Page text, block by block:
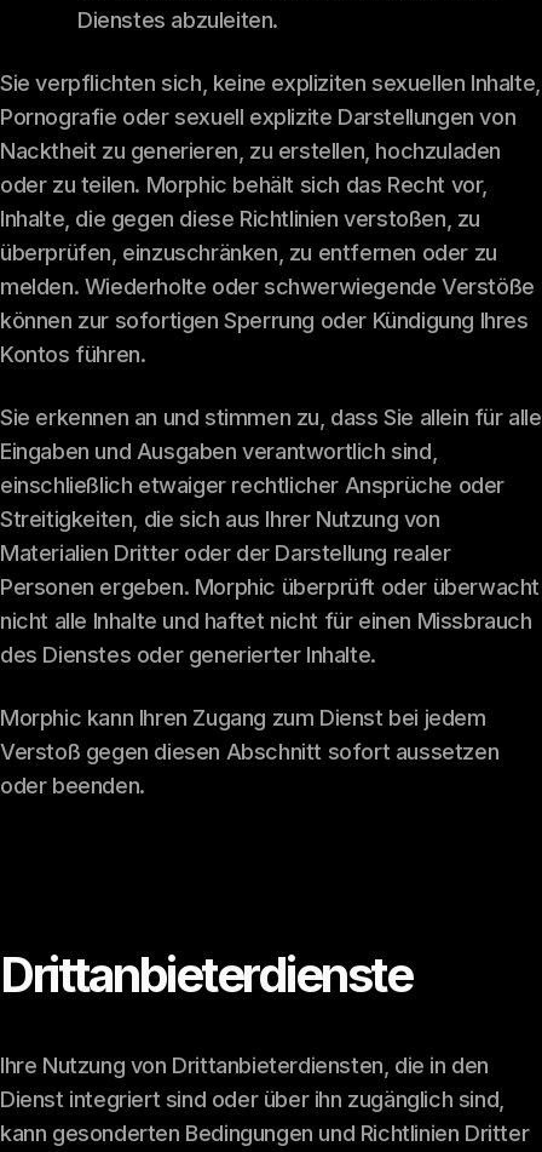
Dienstes abzuleiten.
Sie verpflichten sich, keine expliziten sexuellen Inhalte,
Pornografie oder sexuell explizite Darstellungen von
Nacktheit zu generieren, zu erstellen, hochzuladen
oder zu teilen. Morphic behält sich das Recht vor,
Inhalte, die gegen diese Richtlinien verstoßen, zu
überprüfen, einzuschränken, zu entfernen oder zu
melden. Wiederholte oder schwerwiegende Verstöße
können zur sofortigen Sperrung oder Kündigung Ihres
Kontos führen.
Sie erkennen an und stimmen zu, dass Sie allein für alle
Eingaben und Ausgaben verantwortlich sind,
einschließlich etwaiger rechtlicher Ansprüche oder
Streitigkeiten, die sich aus Ihrer Nutzung von
Materialien Dritter oder der Darstellung realer
Personen ergeben. Morphic überprüft oder überwacht
nicht alle Inhalte und haftet nicht für einen Missbrauch
des Dienstes oder generierter Inhalte.
Morphic kann Ihren Zugang zum Dienst bei jedem
Verstoß gegen diesen Abschnitt sofort aussetzen
oder beenden.
Drittanbieterdienste
Ihre Nutzung von Drittanbieterdiensten, die in den
Dienst integriert sind oder über ihn zugänglich sind,
kann gesonderten Bedingungen und Richtlinien Dritter